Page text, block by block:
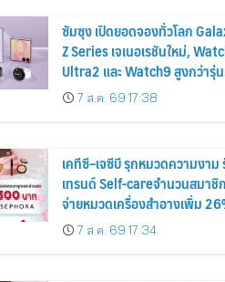
ซัมซุง เปิดยอดจองทั่วโลก
Z Series เจเนอเรชันใหม่,
Ultra2 และ Watch9 สูงกว่ารุ่น
ก่อนหน้ากว่า 30%
7 ส.ค. 69 17:38
เคทีซี–เจซีบี รุกหมวดความงาม
เทรนด์ Self-careจำนวนสมาชิ
จ่ายหมวดเครื่องสำอางเพิ่ม
7 ส.ค. 69 17:34